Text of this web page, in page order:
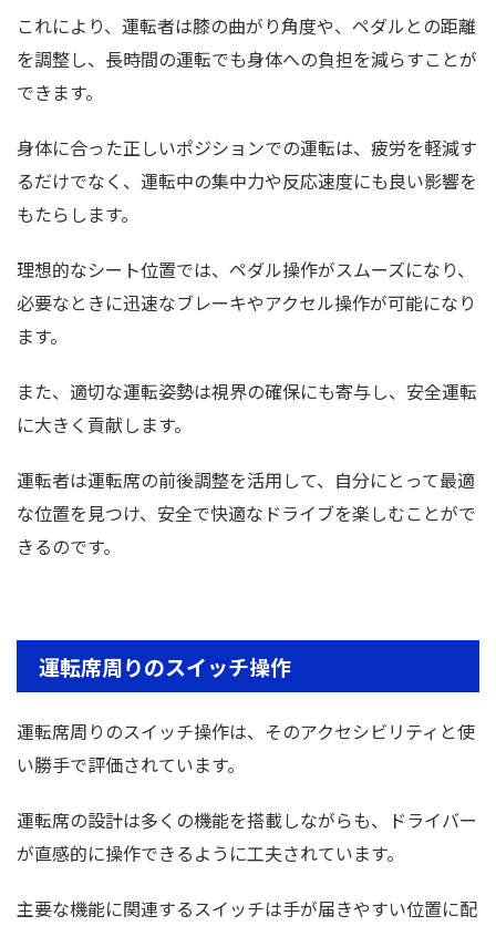
これにより、運転者は膝の曲がり角度や、ペダルとの距離
を調整し、長時間の運転でも身体への負担を減らすことが
できます。
身体に合った正しいポジションでの運転は、疲労を軽減す
るだけでなく、運転中の集中力や反応速度にも良い影響を
もたらします。
理想的なシート位置では、ペダル操作がスムーズになり、
必要なときに迅速なブレーキやアクセル操作が可能になり
ます。
また、適切な運転姿勢は視界の確保にも寄与し、安全運転
に大きく貢献します。
運転者は運転席の前後調整を活用して、自分にとって最適
な位置を見つけ、安全で快適なドライブを楽しむことがで
きるのです。
運転席周りのスイッチ操作
運転席周りのスイッチ操作は、そのアクセシビリティと使
い勝手で評価されています。
運転席の設計は多くの機能を搭載しながらも、ドライバー
が直感的に操作できるように工夫されています。
主要な機能に関連するスイッチは手が届きやすい位置に配